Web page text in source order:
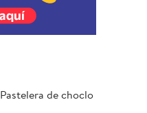
Pastelera de choclo